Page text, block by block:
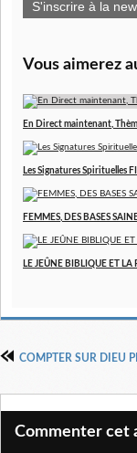
S'inscrire à la
Vous aimerez
En Direct maintenant,
Les Signatures Spirituelles
FEMMES, DES BASES
LE JEÛNE BIBLIQUE ET
Commenter cet